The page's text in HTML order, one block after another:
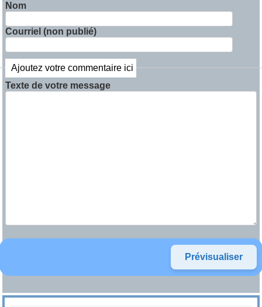
Nom
Courriel (non publié)
Ajoutez votre commentaire ici
Texte de votre message